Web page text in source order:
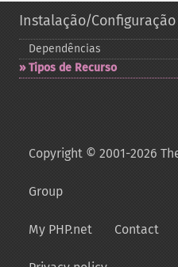
Instalação/Configuração
Dependências
Tipos de Recurso
Copyright © 2001-2026
Group
My PHP.net Contact